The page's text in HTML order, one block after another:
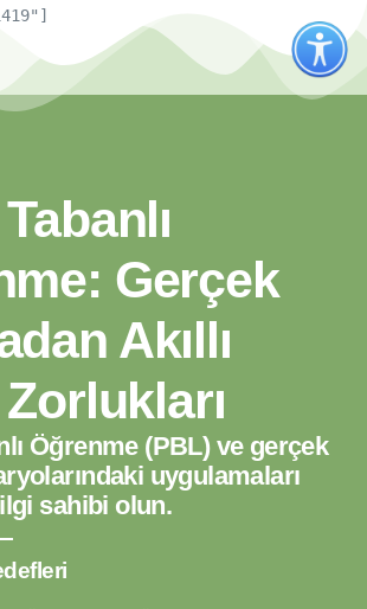
Gerçek
Akıllı
Öğrenme (PBL) ve gerçek
uygulamaları
sahibi olun.